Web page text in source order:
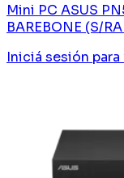
Mini PC ASUS
BAREBONE (S/
Iniciá sesión